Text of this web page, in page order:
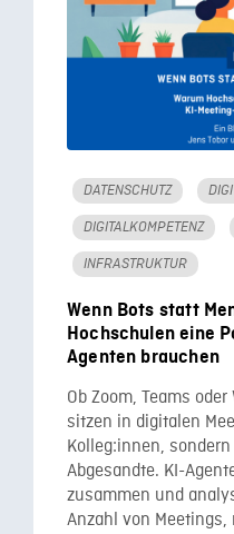
DATENSCHUTZ
DIGITALKOMPETENZ
INFRASTRUKTUR
Wenn Bots statt
Hochschulen eine
Agenten brauchen
Ob Zoom, Teams
sitzen in digitalen
Kolleg:innen,
Abgesandte. KI-
zusammen und
Anzahl von Meetings,